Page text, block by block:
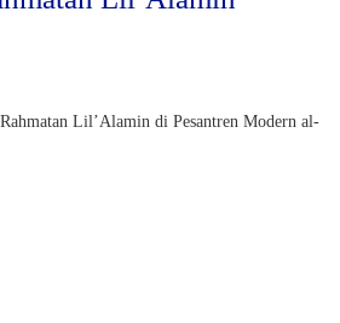
Lil’Alamin di Pesantren Modern al-